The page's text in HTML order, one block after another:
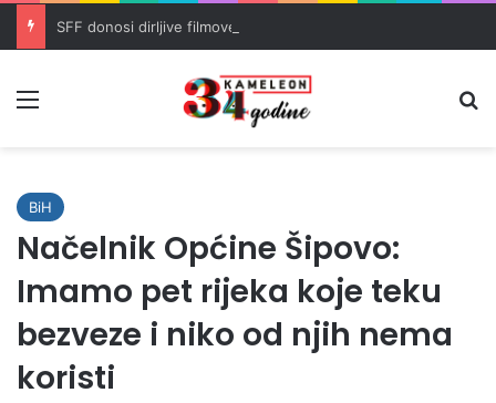
BiH
Načelnik Općine Šipovo:
Imamo pet rijeka koje teku
bezveze i niko od njih nema
koristi